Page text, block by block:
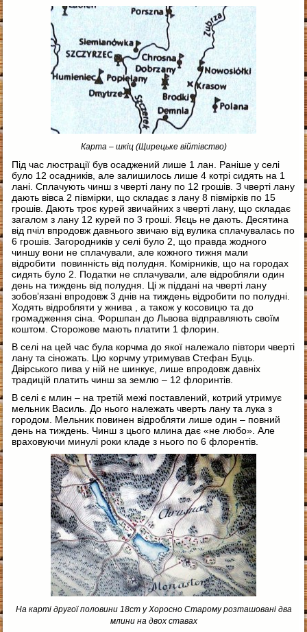
Карта – шкіц (Щирецьке війтівство)
Під час люстрації був осаджений лише 1 лан. Раніше у селі
було 12 осадників, але залишилось лише 4 котрі сидять на 1
лані. Сплачують чинш з чверті лану по 12 грошів. З чверті лану
дають вівса 2 півмірки, що складає з лану 8 півмірків по 15
грошів. Дають троє курей звичайних з чверті лану, що складає
загалом з лану 12 курей по 3 гроші. Яєць не дають. Десятина
від пчіл впродовж давнього звичаю від вулика сплачувалась по
6 грошів. Загородників у селі було 2, що правда жодного
чиншу вони не сплачували, але кожного тижня мали
відробити повинність від полудня. Комірників, що на городах
сидять було 2. Податки не сплачували, але відробляли один
день на тиждень від полудня. Ці ж піддані на чверті лану
зобов’язані впродовж 3 днів на тиждень відробити по полудні.
Ходять відробляти у жнива , а також у косовицю та до
громадження сіна. Форшпан до Львова відправляють своїм
коштом. Сторожове мають платити 1 флорин.
В селі на цей час була корчма до якої належало півтори чверті
лану та сіножать. Цю корчму утримував Стефан Буць.
Двірського пива у ній не шинкує, лише впродовж давніх
традицій платить чинш за землю – 12 флоринтів.
В селі є млин – на третій межі поставлений, котрий утримує
мельник Василь. До нього належать чверть лану та лука з
городом. Мельник повинен відробляти лише один – повний
день на тиждень. Чинш з цього млина дає «не любо». Але
враховуючи минулі роки кладе з нього по 6 флорентів.
На карті другої половини 18ст у Хоросно Старому розташовані два
млини на двох ставах